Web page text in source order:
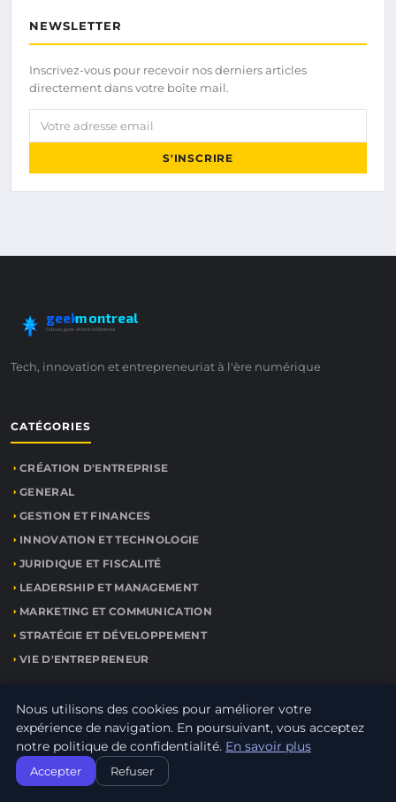
NEWSLETTER
Inscrivez-vous pour recevoir nos derniers articles
directement dans votre boîte mail.
Votre adresse email
S'INSCRIRE
geekmontreal
Culture geek et tech à Montréal
Tech, innovation et entrepreneuriat à l'ère numérique
CATÉGORIES
CRÉATION D'ENTREPRISE
GENERAL
GESTION ET FINANCES
INNOVATION ET TECHNOLOGIE
JURIDIQUE ET FISCALITÉ
LEADERSHIP ET MANAGEMENT
MARKETING ET COMMUNICATION
STRATÉGIE ET DÉVELOPPEMENT
VIE D'ENTREPRENEUR
LIENS UTILES
CONTACT
Nous utilisons des cookies pour améliorer votre
expérience de navigation. En poursuivant, vous acceptez
notre politique de confidentialité. En savoir plus
Accepter Refuser